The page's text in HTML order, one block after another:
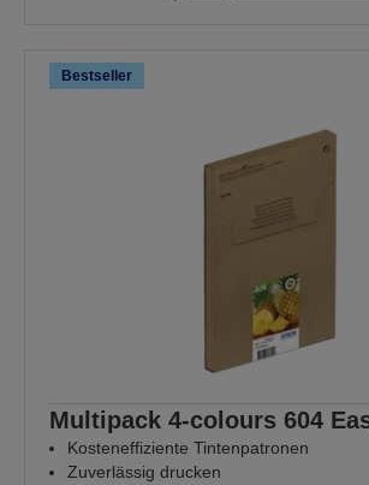
Bestseller
Multipack 4-colours 604
Kosteneffiziente Tintenpatronen
Zuverlässig drucken